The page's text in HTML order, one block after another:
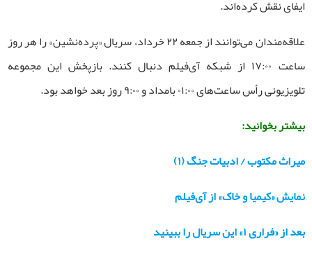
ایفای نقش کرده‌اند.
علاقه‌مندان می‌توانند از جمعه ۲۲ خرداد، سریال «پرده‌نشین» را هر روز
ساعت ۱۷:۰۰ از شبکه آی‌فیلم دنبال کنند. بازپخش این مجموعه
تلویزیونی رأس ساعت‌های ۰۱:۰۰ بامداد و ۹:۰۰ روز بعد خواهد بود.
بیشتر بخوانید:
میراث مکتوب / ادبیات جنگ (۱)
نمایش «کیمیا و خاک» از آی‌فیلم
بعد از «فراری ۱» این سریال را ببینید